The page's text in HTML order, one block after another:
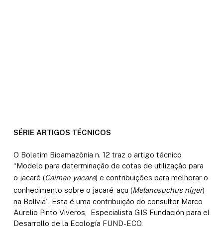
SÉRIE ARTIGOS TÉCNICOS
O Boletim Bioamazônia n. 12 traz o artigo técnico
“Modelo para determinação de cotas de utilização para
o jacaré (Caiman yacare) e contribuições para melhorar o
conhecimento sobre o jacaré-açu (Melanosuchus niger)
na Bolívia”. Esta é uma contribuição do consultor Marco
Aurelio Pinto Viveros, Especialista GIS Fundación para el
Desarrollo de la Ecología FUND-ECO.